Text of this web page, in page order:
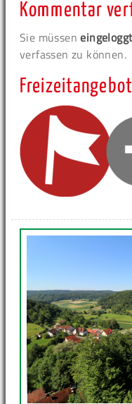
Kommentar
Sie müsseneingeloggt
verfassen zu können.